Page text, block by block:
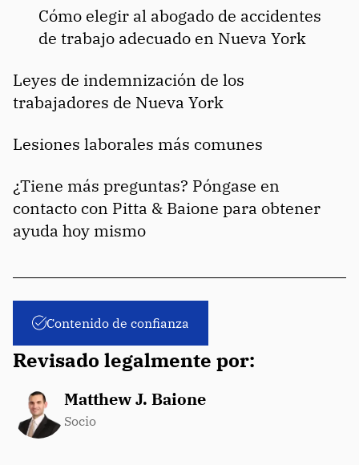
Cómo elegir al abogado de accidentes
de trabajo adecuado en Nueva York
Leyes de indemnización de los
trabajadores de Nueva York
Lesiones laborales más comunes
¿Tiene más preguntas? Póngase en
contacto con Pitta & Baione para obtener
ayuda hoy mismo
Revisado legalmente por:
Contenido de confianza
Matthew J. Baione
Socio